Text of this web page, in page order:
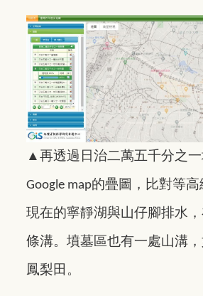
▲再透過日治二萬五千分之
Google map的疊圖，比對等高
現在的寧靜湖與山仔腳排水
條溝。墳墓區也有一處山溝
鳳梨田。